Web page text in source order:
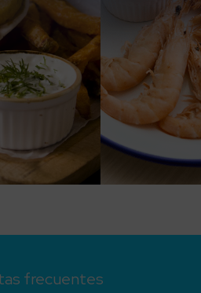
frecuentes